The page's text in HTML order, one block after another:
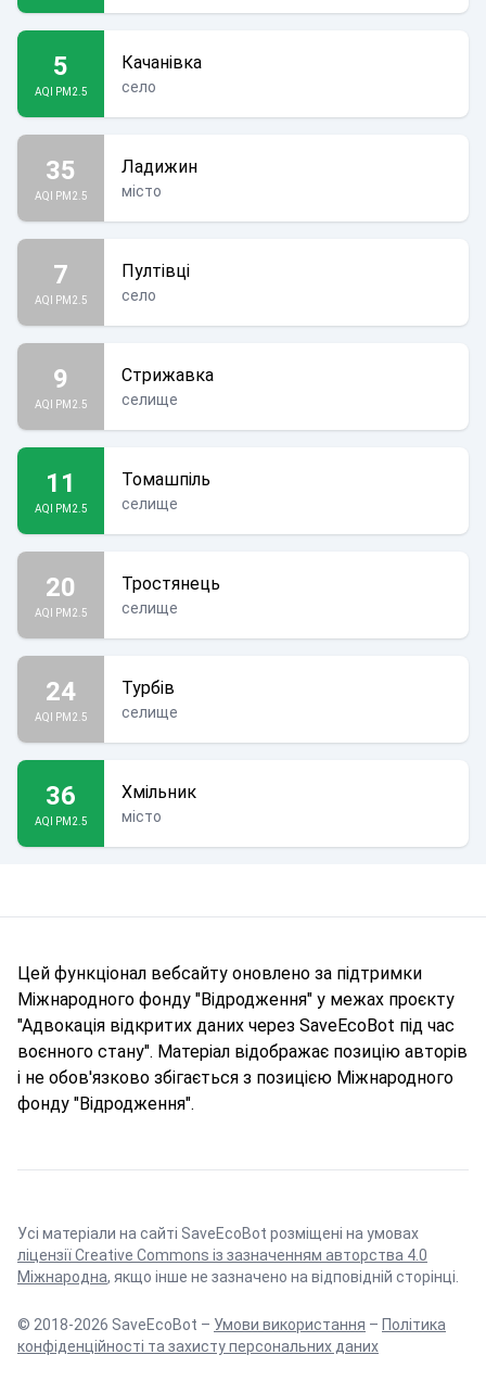
5
AQI PM2.5
Качанівка
село
35
AQI PM2.5
Ладижин
місто
7
AQI PM2.5
Пултівці
село
9
AQI PM2.5
Стрижавка
селище
11
AQI PM2.5
Томашпіль
селище
20
AQI PM2.5
Тростянець
селище
24
AQI PM2.5
Турбів
селище
36
AQI PM2.5
Хмільник
місто
Цей функціонал вебсайту оновлено за підтримки
Міжнародного фонду "Відродження" у межах проєкту
"Адвокація відкритих даних через SaveEcoBot під час
воєнного стану". Матеріал відображає позицію авторів
і не обов'язково збігається з позицією Міжнародного
фонду "Відродження".
Усі матеріали на сайті SaveEcoBot розміщені на умовах
ліцензії Creative Commons із зазначенням авторства 4.0
Міжнародна, якщо інше не зазначено на відповідній сторінці.
© 2018-2026 SaveEcoBot – Умови використання – Політика
конфіденційності та захисту персональних даних